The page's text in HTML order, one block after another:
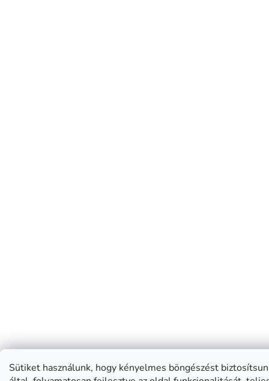
Sütiket használunk, hogy kényelmes böngészést